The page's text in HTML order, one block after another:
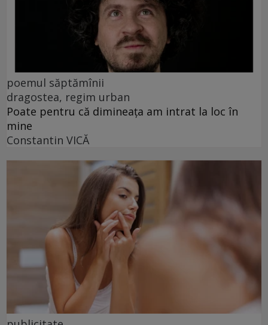
poemul săptămînii
dragostea, regim urban
Poate pentru că dimineața am intrat la loc în
mine
Constantin VICĂ